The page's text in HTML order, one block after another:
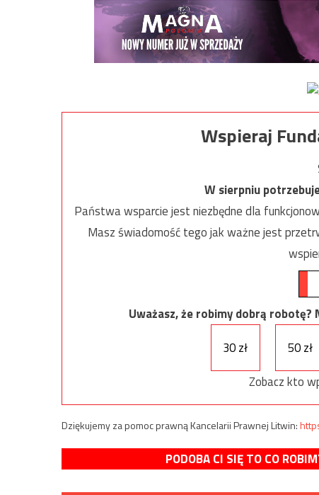
Wspieraj
W sierpniu
Państwa wsparcie jest niezbędne dla
Masz świadomość tego jak ważne jest
Uważasz, że robimy dobrą robotę?
30 zł
50 zł
Zobacz kto
Dziękujemy za pomoc prawną Kancelarii Prawnej Litwin:
PODOBA CI SIĘ TO CO